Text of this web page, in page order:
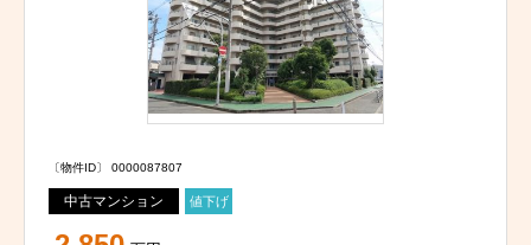
〔物件ID〕 0000087807
中古マンション 値下げ